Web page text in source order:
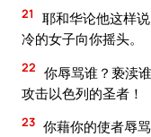
21
耶和华论他这样
冷的女子向你摇头。
22 你辱骂谁？亵渎
攻击以色列的圣者！
23 你藉你的使者辱